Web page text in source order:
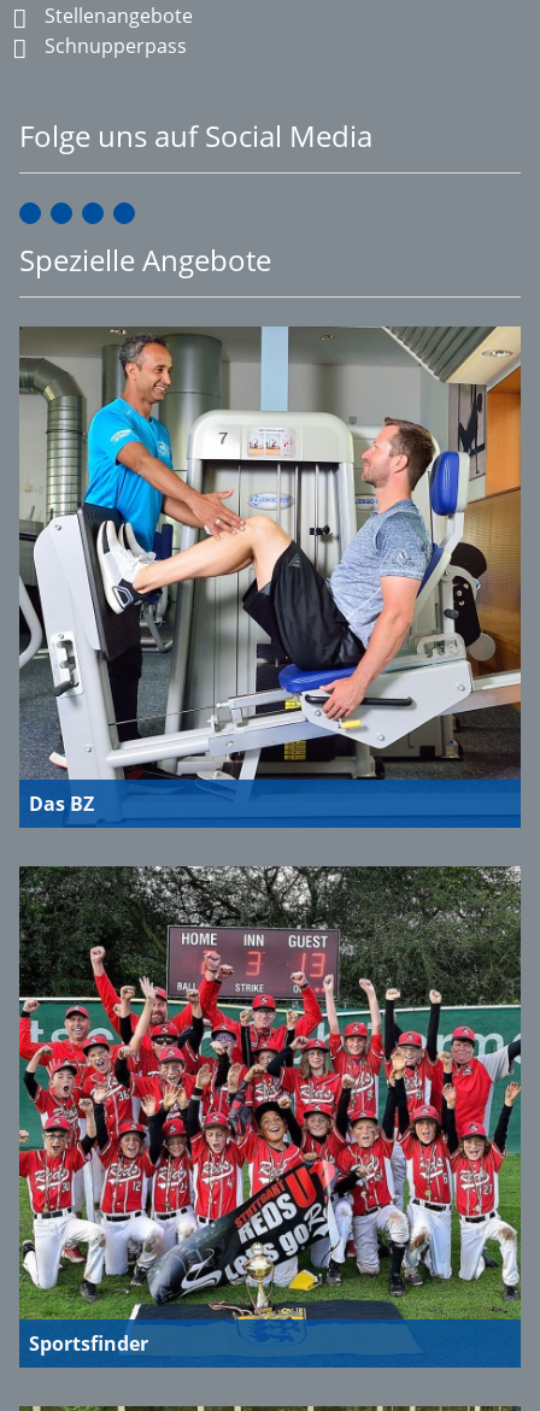
Stellenangebote
Schnupperpass
Folge uns auf Social Media
Spezielle Angebote
Das BZ
Sportsfinder